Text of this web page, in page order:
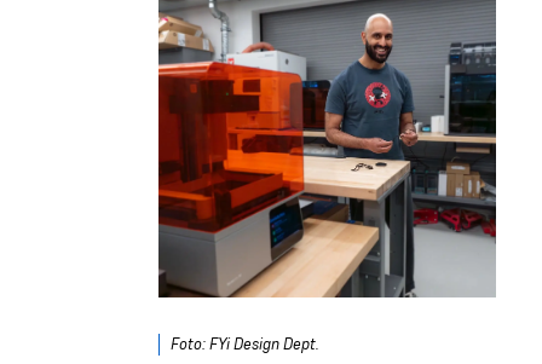
Foto: FYi Design Dept.